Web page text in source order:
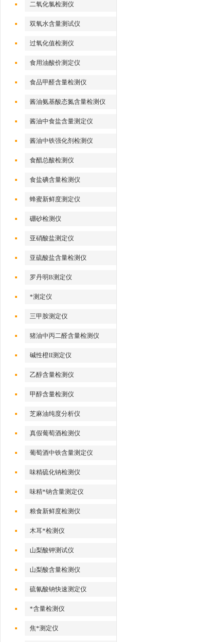
二氧化氯检测仪
双氧水含量测试仪
过氧化值检测仪
食用油酸价测定仪
食品甲醛含量检测仪
酱油氨基酸态氮含量检测仪
酱油中食盐含量测定仪
酱油中铁强化剂检测仪
食醋总酸检测仪
食盐碘含量检测仪
蜂蜜新鲜度测定仪
硼砂检测仪
亚硝酸盐测定仪
亚硫酸盐含量检测仪
罗丹明B测定仪
*测定仪
三甲胺测定仪
猪油中丙二醛含量检测仪
碱性橙II测定仪
乙醇含量检测仪
甲醇含量检测仪
芝麻油纯度分析仪
真假葡萄酒检测仪
葡萄酒中铁含量测定仪
味精硫化钠检测仪
味精*钠含量测定仪
粮食新鲜度检测仪
木耳*检测仪
山梨酸钾测试仪
山梨酸含量检测仪
硫氰酸钠快速测定仪
*含量检测仪
焦*测定仪